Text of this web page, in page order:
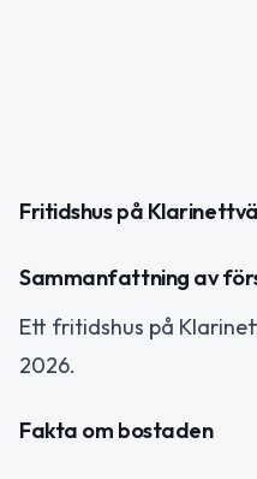
Fritidshus på
Sammanfattning av
Ett fritidshus på
2026.
Fakta om bostaden